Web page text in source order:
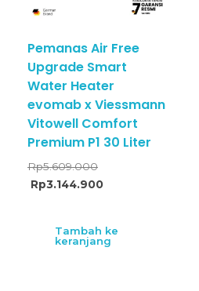
Pemanas Air Free
Upgrade Smart
Water Heater
evomab x Viessmann
Vitowell Comfort
Premium P1 30 Liter
Rp5.609.000
Rp3.144.900
Tambah ke
keranjang